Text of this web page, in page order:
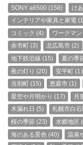
SONY a6500 (158) け
インテリアや家具と家電
コミック (4) ワークマン
余市町(3) 北広島市 (2)
地下鉄沿線 (15) 夏の季
夜の灯り (20) 安平町 (1)
当別町(15) 恵庭市 (1)
星空や月明かり (17) 月
木漏れ日 (5) 札幌市白石
桜の季節 (23) 水郷地区
海のある景色 (40) 温泉